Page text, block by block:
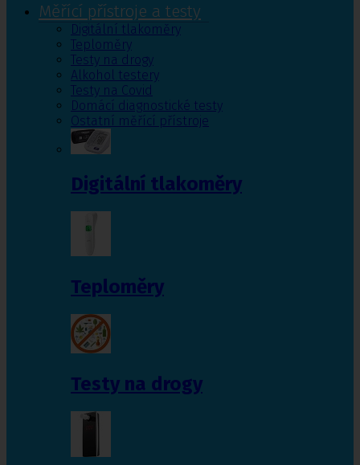
Měřící přístroje a testy
Digitální tlakoměry
Teploměry
Testy na drogy
Alkohol testery
Testy na Covid
Domácí diagnostické testy
Ostatní měřící přístroje
Digitální tlakoměry
Teploměry
Testy na drogy